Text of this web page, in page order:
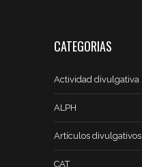
CATEGORIAS
Actividad divulgativa
ALPH
Artículos divulgativos
CAT